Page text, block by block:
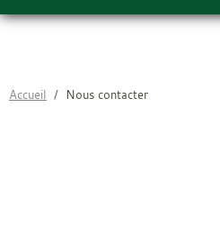
Accueil Nous contacter